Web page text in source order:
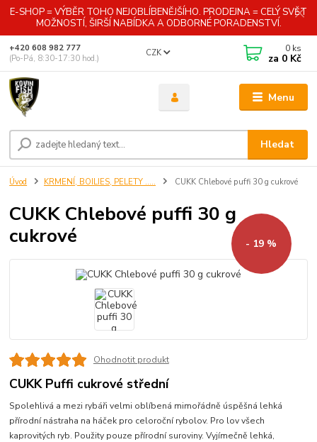
E-SHOP = VÝBĚR TOHO NEJOBLÍBENĚJŠÍHO. PRODEJNA = CELÝ SVĚT
MOŽNOSTÍ, ŠIRŠÍ NABÍDKA A ODBORNÉ PORADENSTVÍ.
Menu
CZK
Hledat
+420 608 982 777
(Po-Pá, 8:30-17:30 hod.)
0 ks
za 0 Kč
Úvod KRMENÍ, BOILIES, PELETY ..... CUKK Chlebové puffi 30 g cukrové
CUKK Chlebové puffi 30 g
cukrové
- 19 %
Ohodnotit produkt
CUKK Puffi cukrové střední
Spolehlivá a mezi rybáři velmi oblíbená mimořádně úspěšná lehká
přírodní nástraha na háček pro celoroční rybolov. Pro lov všech
kaprovitých ryb. Použity pouze přírodní suroviny. Vyjímečně lehká,